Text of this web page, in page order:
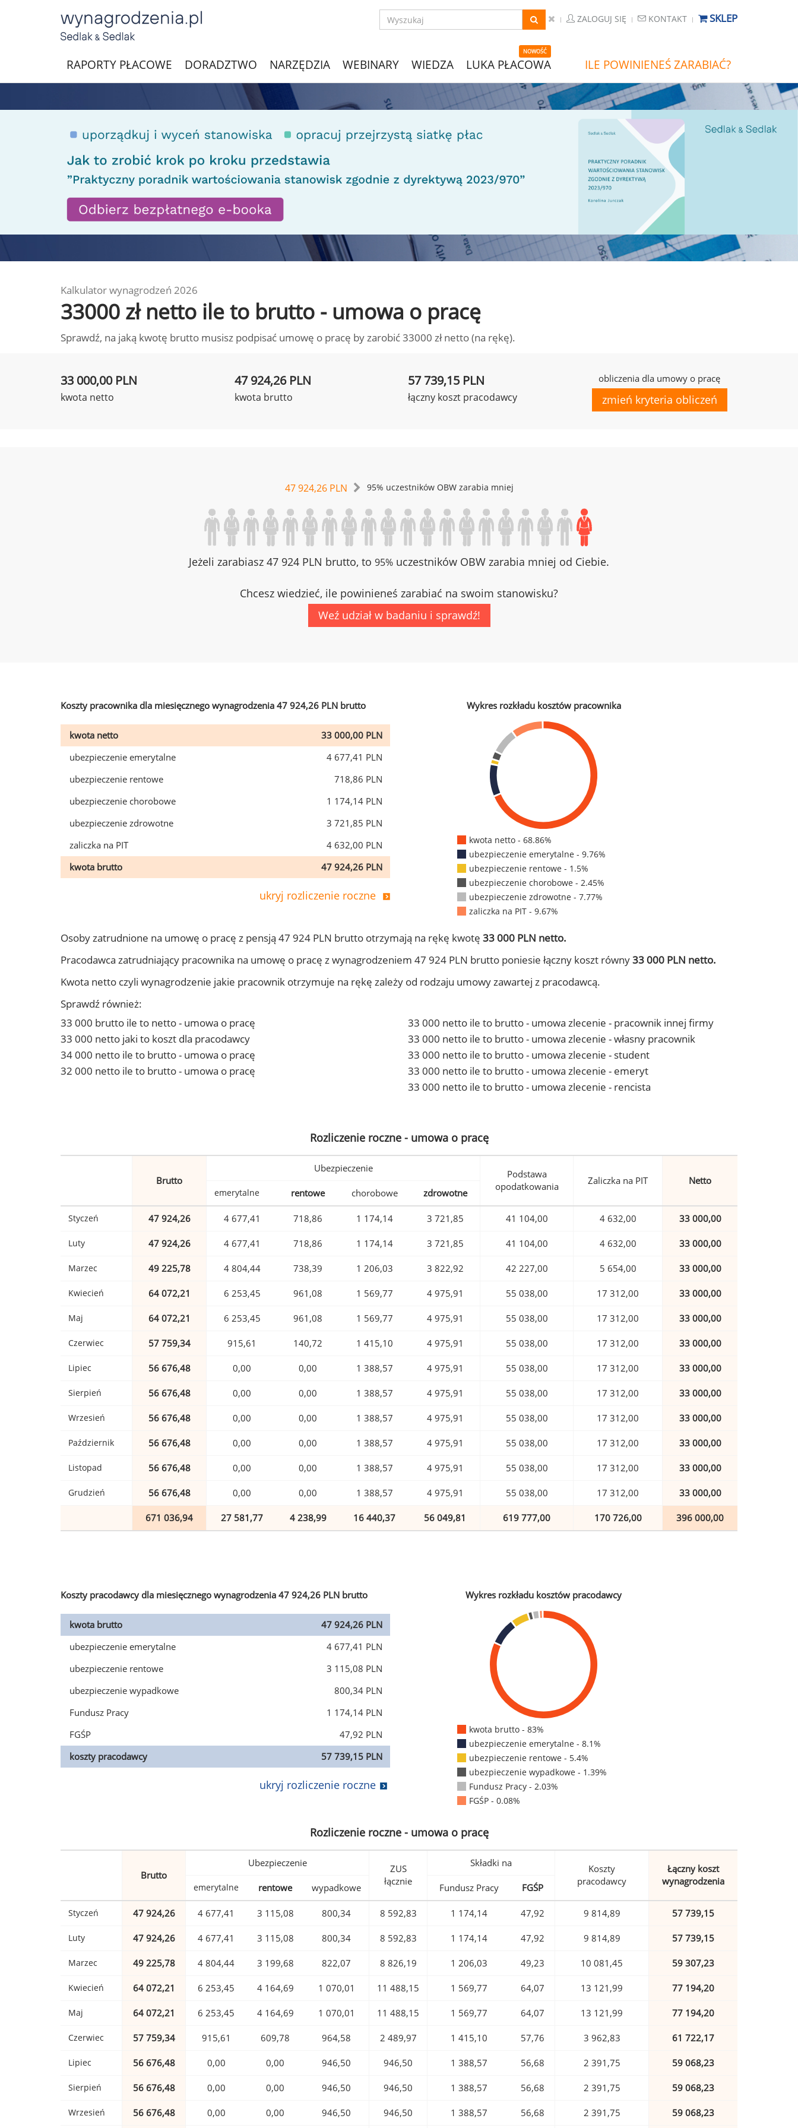
ZALOGUJ SIĘ KONTAKT SKLEP
RAPORTY PŁACOWE DORADZTWO NARZĘDZIA WEBINARY WIEDZA
NOWOŚĆ
LUKA PŁACOWA ILE POWINIENEŚ ZARABIAĆ?
Kalkulator wynagrodzeń 2026
33000 zł netto ile to brutto - umowa o pracę
Sprawdź, na jaką kwotę brutto musisz podpisać umowę o pracę by zarobić 33000 zł netto (na rękę).
33 000,00 PLN
kwota netto
47 924,26 PLN
kwota brutto
57 739,15 PLN
łączny koszt pracodawcy
obliczenia dla umowy o pracę
zmień kryteria obliczeń
47 924,26 PLN 95% uczestników OBW zarabia mniej
Jeżeli zarabiasz 47 924 PLN brutto, to 95% uczestników OBW zarabia mniej od Ciebie.
Chcesz wiedzieć, ile powinieneś zarabiać na swoim stanowisku?
Weź udział w badaniu i sprawdź!
Koszty pracownika dla miesięcznego wynagrodzenia 47 924,26 PLN brutto
kwota netto
33 000,00 PLN
ubezpieczenie emerytalne
4 677,41 PLN
ubezpieczenie rentowe
718,86 PLN
ubezpieczenie chorobowe
1 174,14 PLN
ubezpieczenie zdrowotne
3 721,85 PLN
zaliczka na PIT
4 632,00 PLN
kwota brutto
47 924,26 PLN
ukryj rozliczenie roczne
Wykres rozkładu kosztów pracownika
kwota netto - 68.86%
ubezpieczenie emerytalne - 9.76%
ubezpieczenie rentowe - 1.5%
ubezpieczenie chorobowe - 2.45%
ubezpieczenie zdrowotne - 7.77%
zaliczka na PIT - 9.67%
Osoby zatrudnione na umowę o pracę z pensją 47 924 PLN brutto otrzymają na rękę kwotę 33 000 PLN netto.
Pracodawca zatrudniający pracownika na umowę o pracę z wynagrodzeniem 47 924 PLN brutto poniesie łączny koszt równy33 000 PLN netto.
Kwota netto czyli wynagrodzenie jakie pracownik otrzymuje na rękę zależy od rodzaju umowy zawartej z pracodawcą.
Sprawdź również:
33 000 brutto ile to netto - umowa o pracę
33 000 netto jaki to koszt dla pracodawcy
34 000 netto ile to brutto - umowa o pracę
32 000 netto ile to brutto - umowa o pracę
33 000 netto ile to brutto - umowa zlecenie - pracownik innej firmy
33 000 netto ile to brutto - umowa zlecenie - własny pracownik
33 000 netto ile to brutto - umowa zlecenie - student
33 000 netto ile to brutto - umowa zlecenie - emeryt
33 000 netto ile to brutto - umowa zlecenie - rencista
Rozliczenie roczne - umowa o pracę
Brutto
Ubezpieczenie
Podstawa
opodatkowania
Zaliczka na PIT Netto
emerytalne rentowe chorobowe zdrowotne
Styczeń 47 924,26 4 677,41 718,86 1 174,14 3 721,85 41 104,00 4 632,00 33 000,00
Luty 47 924,26 4 677,41 718,86 1 174,14 3 721,85 41 104,00 4 632,00 33 000,00
Marzec 49 225,78 4 804,44 738,39 1 206,03 3 822,92 42 227,00 5 654,00 33 000,00
Kwiecień 64 072,21 6 253,45 961,08 1 569,77 4 975,91 55 038,00 17 312,00 33 000,00
Maj 64 072,21 6 253,45 961,08 1 569,77 4 975,91 55 038,00 17 312,00 33 000,00
Czerwiec 57 759,34 915,61 140,72 1 415,10 4 975,91 55 038,00 17 312,00 33 000,00
Lipiec 56 676,48 0,00 0,00 1 388,57 4 975,91 55 038,00 17 312,00 33 000,00
Sierpień 56 676,48 0,00 0,00 1 388,57 4 975,91 55 038,00 17 312,00 33 000,00
Wrzesień 56 676,48 0,00 0,00 1 388,57 4 975,91 55 038,00 17 312,00 33 000,00
Październik 56 676,48 0,00 0,00 1 388,57 4 975,91 55 038,00 17 312,00 33 000,00
Listopad 56 676,48 0,00 0,00 1 388,57 4 975,91 55 038,00 17 312,00 33 000,00
Grudzień 56 676,48 0,00 0,00 1 388,57 4 975,91 55 038,00 17 312,00 33 000,00
671 036,94 27 581,77 4 238,99 16 440,37 56 049,81 619 777,00 170 726,00 396 000,00
Koszty pracodawcy dla miesięcznego wynagrodzenia 47 924,26 PLN brutto
kwota brutto
47 924,26 PLN
ubezpieczenie emerytalne
4 677,41 PLN
ubezpieczenie rentowe
3 115,08 PLN
ubezpieczenie wypadkowe
800,34 PLN
Fundusz Pracy
1 174,14 PLN
FGŚP
47,92 PLN
koszty pracodawcy
57 739,15 PLN
ukryj rozliczenie roczne
Wykres rozkładu kosztów pracodawcy
kwota brutto - 83%
ubezpieczenie emerytalne - 8.1%
ubezpieczenie rentowe - 5.4%
ubezpieczenie wypadkowe - 1.39%
Fundusz Pracy - 2.03%
FGŚP - 0.08%
Rozliczenie roczne - umowa o pracę
Brutto
Ubezpieczenie
ZUS
łącznie
Składki na
Koszty
pracodawcy
Łączny koszt
wynagrodzenia
emerytalne rentowe wypadkowe Fundusz Pracy FGŚP
Styczeń 47 924,26 4 677,41 3 115,08 800,34 8 592,83 1 174,14 47,92 9 814,89 57 739,15
Luty 47 924,26 4 677,41 3 115,08 800,34 8 592,83 1 174,14 47,92 9 814,89 57 739,15
Marzec 49 225,78 4 804,44 3 199,68 822,07 8 826,19 1 206,03 49,23 10 081,45 59 307,23
Kwiecień 64 072,21 6 253,45 4 164,69 1 070,01 11 488,15 1 569,77 64,07 13 121,99 77 194,20
Maj 64 072,21 6 253,45 4 164,69 1 070,01 11 488,15 1 569,77 64,07 13 121,99 77 194,20
Czerwiec 57 759,34 915,61 609,78 964,58 2 489,97 1 415,10 57,76 3 962,83 61 722,17
Lipiec 56 676,48 0,00 0,00 946,50 946,50 1 388,57 56,68 2 391,75 59 068,23
Sierpień 56 676,48 0,00 0,00 946,50 946,50 1 388,57 56,68 2 391,75 59 068,23
Wrzesień 56 676,48 0,00 0,00 946,50 946,50 1 388,57 56,68 2 391,75 59 068,23